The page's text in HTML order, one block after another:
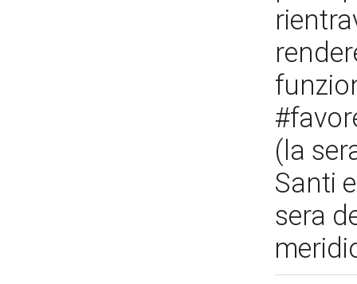
(la
Santi
sera